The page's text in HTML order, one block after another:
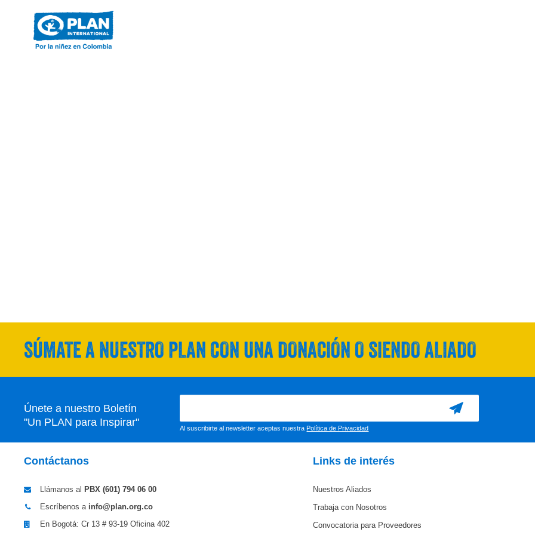
SÚMATE A NUESTRO PLAN CON UNA DONACIÓN O SIENDO ALIADO
Únete a nuestro Boletín
"Un PLAN para Inspirar"
Al suscribirte al newsletter aceptas nuestra Política de Privacidad
Contáctanos
Llámanos al PBX (601) 794 06 00
Escríbenos a info@plan.org.co
En Bogotá: Cr 13 # 93-19 Oficina 402
Links de interés
Nuestros Aliados
Trabaja con Nosotros
Convocatoria para Proveedores